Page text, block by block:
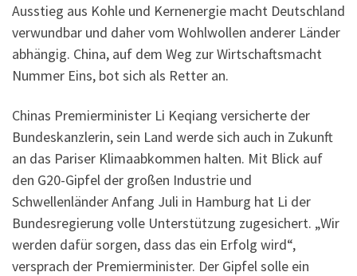
Ausstieg aus Kohle und Kernenergie macht Deutschland
verwundbar und daher vom Wohlwollen anderer Länder
abhängig. China, auf dem Weg zur Wirtschaftsmacht
Nummer Eins, bot sich als Retter an.
Chinas Premierminister Li Keqiang versicherte der
Bundeskanzlerin, sein Land werde sich auch in Zukunft
an das Pariser Klimaabkommen halten. Mit Blick auf
den G20-Gipfel der großen Industrie und
Schwellenländer Anfang Juli in Hamburg hat Li der
Bundesregierung volle Unterstützung zugesichert. „Wir
werden dafür sorgen, dass das ein Erfolg wird“,
versprach der Premierminister. Der Gipfel solle ein